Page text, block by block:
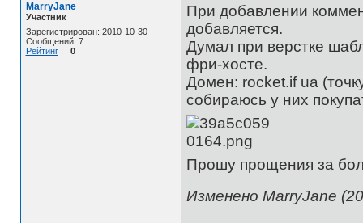
MarryJane
Участник
Зарегистрирован: 2010-10-30
Сообщений: 7
Рейтинг: 0
При добавлении
добавляется.
Думал при верстке
фри-хосте.
Домен: rocket.if ua
собираюсь у них
Прошу прощения за
Изменено MarryJane